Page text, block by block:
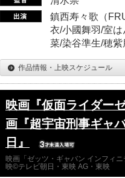
鎮西寿々歌（
衣/小國舞羽/室
菜/染谷準生/穂
作品情報・上映スケジュール
映画『仮面ライダー
画『超宇宙刑事ギャ
日』
映画「ゼッツ・ギャバン インフィ
映©テレビ朝日・東映 AG・東映